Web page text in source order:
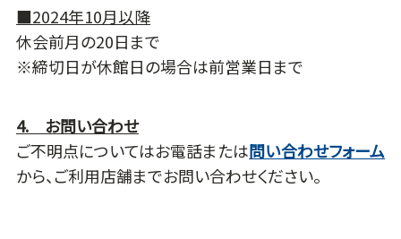
■2024年10月以降
休会前月の20日まで
※締切日が休館日の場合は前営業日まで
4. お問い合わせ
ご不明点についてはお電話または問い合わせフォーム
から、ご利用店舗までお問い合わせください。